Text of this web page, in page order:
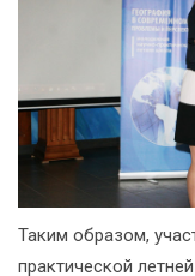
Таким образом,
практической